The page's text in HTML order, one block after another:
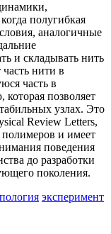
полугибкая
аналогичные
и складывать нить
нити в
часть в
которая позволяет
узлах. Это
Review Letters,
и имеет
поведения
до разработки
поколения.
эксперимент